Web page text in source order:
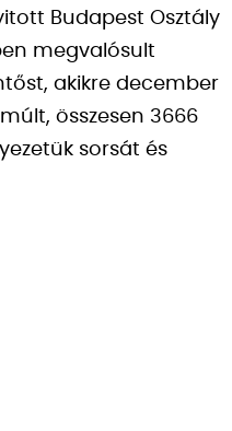
Budapest Osztály
megvalósult
akikre december
összesen 3666
sorsát és